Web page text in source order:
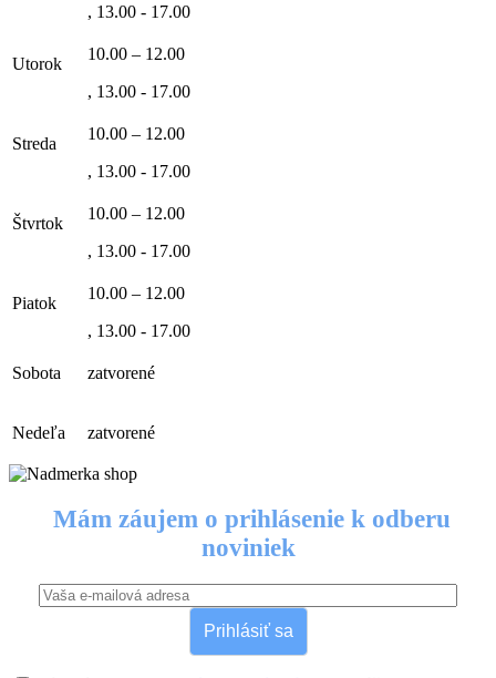
, 13.00 - 17.00
Utorok
10.00 – 12.00
, 13.00 - 17.00
Streda
10.00 – 12.00
, 13.00 - 17.00
Štvrtok
10.00 – 12.00
, 13.00 - 17.00
Piatok
10.00 – 12.00
, 13.00 - 17.00
Sobota zatvorené
Nedeľa zatvorené
Mám záujem o prihlásenie k odberu
noviniek
Prihlásiť sa